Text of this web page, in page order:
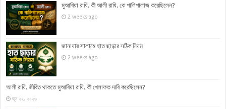
মুআবিয়া রাযি. কী আলী রাযি. কে গালিগালাজ করেছিলেন?
2 weeks ago
জানাযার সালামে হাত ছাড়ার সঠিক নিয়ম
2 weeks ago
আলী রাযি. জীবিত থাকতে মুআবিয়া রাযি. কী খেলাফত দাবি করেছিলেন?
জুন ২২, ২০২৬